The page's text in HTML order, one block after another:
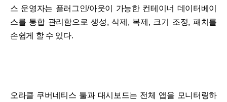
스 운영자는 플러그인/아웃이 가능한 컨테이너 데이터베이
스를 통합 관리함으로 생성, 삭제, 복제, 크기 조정, 패치를
손쉽게 할 수 있다.
오라클 쿠버네티스 툴과 대시보드는 전체 앱을 모니터링하